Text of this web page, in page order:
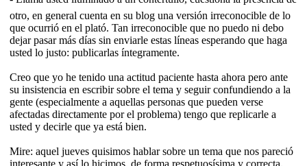
otro, en general cuenta en su blog una versión irreconocible de lo
que ocurrió en el plató. Tan irreconocible que no puedo ni debo
dejar pasar más días sin enviarle estas líneas esperando que haga
usted lo justo: publicarlas íntegramente.
Creo que yo he tenido una actitud paciente hasta ahora pero ante
su insistencia en escribir sobre el tema y seguir confundiendo a la
gente (especialmente a aquellas personas que pueden verse
afectadas directamente por el problema) tengo que replicarle a
usted y decirle que ya está bien.
Mire: aquel jueves quisimos hablar sobre un tema que nos pareció
interesante y así lo hicimos, de forma respetuosísima y correcta.